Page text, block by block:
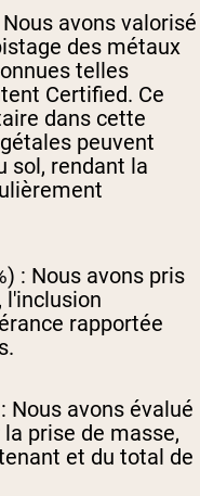
Nous avons valorisé
des métaux
telles
Certified. Ce
dans cette
peuvent
sol, rendant la
: Nous avons pris
l'inclusion
rapportée
Nous avons évalué
prise de masse,
et du total de